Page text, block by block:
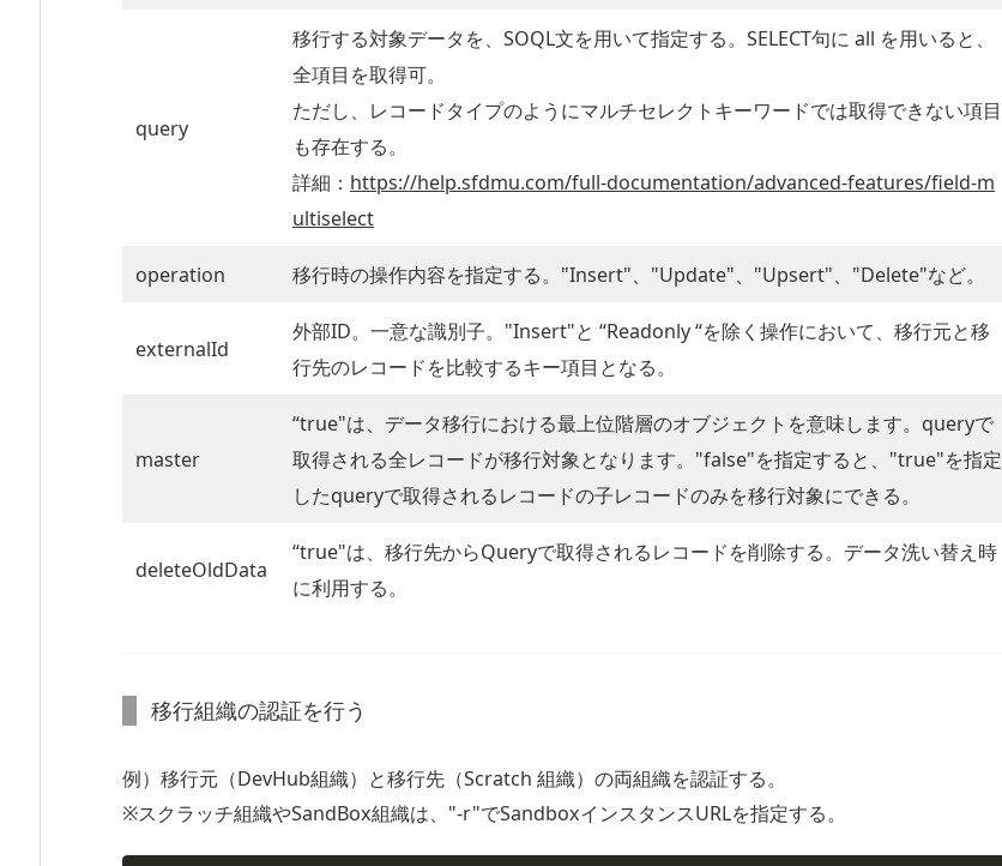
query
移行する対象データを、SOQL文を用いて指定する。SELECT句に all を用いると、
全項目を取得可。
ただし、レコードタイプのようにマルチセレクトキーワードでは取得できない項目
も存在する。
詳細： https://help.sfdmu.com/full-documentation/advanced-features/field-m
ultiselect
operation 移行時の操作内容を指定する。"Insert"、"Update"、"Upsert"、"Delete"など。
externalId
外部ID。一意な識別子。"Insert"と “Readonly “を除く操作において、移行元と移
行先のレコードを比較するキー項目となる。
master
“true"は、データ移行における最上位階層のオブジェクトを意味します。queryで
取得される全レコードが移行対象となります。"false"を指定すると、"true"を指定
したqueryで取得されるレコードの子レコードのみを移行対象にできる。
deleteOldData
“true"は、移行先からQueryで取得されるレコードを削除する。データ洗い替え時
に利用する。
移行組織の認証を行う
例）移行元（DevHub組織）と移行先（Scratch 組織）の両組織を認証する。
※スクラッチ組織やSandBox組織は、"-r"でSandboxインスタンスURLを指定する。